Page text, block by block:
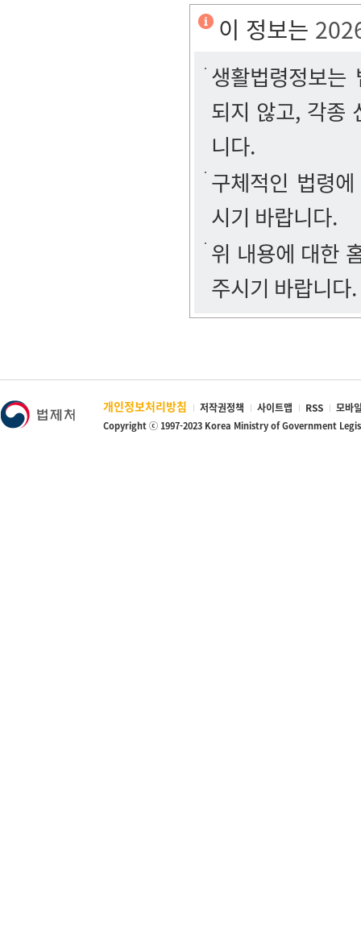
이 정보는
생활법령정보
되지 않고, 각종
니다.
구체적인 법령
시기 바랍니다.
위 내용에 대한
주시기 바랍니다.
개인정보처리방침 저작권정책 사이트맵 RSS 모바
Copyright ⓒ 1997-2023 Korea Ministry of Government